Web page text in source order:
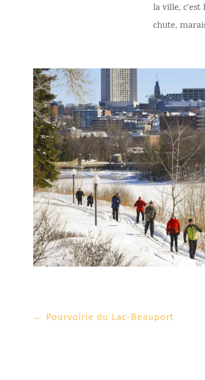
la ville,
chute,
← Pourvoirie du Lac-Beauport